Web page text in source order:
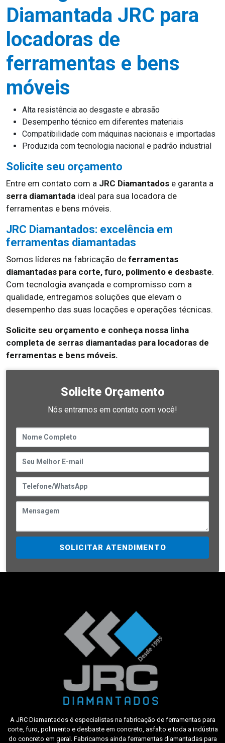
Diamantada JRC para
locadoras de
ferramentas e bens
móveis
Alta resistência ao desgaste e abrasão
Desempenho técnico em diferentes materiais
Compatibilidade com máquinas nacionais e importadas
Produzida com tecnologia nacional e padrão industrial
Solicite seu orçamento
Entre em contato com a JRC Diamantados e garanta a
serra diamantada ideal para sua locadora de
ferramentas e bens móveis.
JRC Diamantados: excelência em
ferramentas diamantadas
Somos líderes na fabricação de ferramentas
diamantadas para corte, furo, polimento e desbaste.
Com tecnologia avançada e compromisso com a
qualidade, entregamos soluções que elevam o
desempenho das suas locações e operações técnicas.
Solicite seu orçamento e conheça nossa linha
completa de serras diamantadas para locadoras de
ferramentas e bens móveis.
Solicite Orçamento
Nós entramos em contato com você!
SOLICITAR ATENDIMENTO
A JRC Diamantados é especialistas na fabricação de ferramentas para
corte, furo, polimento e desbaste em concreto, asfalto e toda a indústria
do concreto em geral. Fabricamos ainda ferramentas diamantadas para